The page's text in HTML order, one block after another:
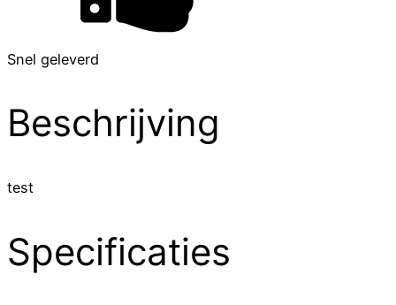
Snel geleverd
Beschrijving
test
Specificaties